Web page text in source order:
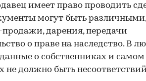
имеет право проводить
могут быть различными,
дарения, передачи
о праве на наследство. В
о собственниках и самом
должно быть